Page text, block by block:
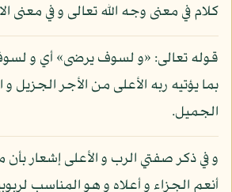
كلام في معنى وجه الله تعالى و في معنى
قوله تعالى: «و لسوف يرضى» أي و
بما يؤتيه ربه الأعلى من الأجر الجزيل
الجميل.
و في ذكر صفتي الرب و الأعلى إشعار بأن
أنعم الجزاء و أعلاه و هو المناسب